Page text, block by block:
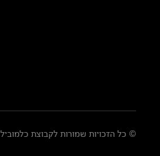
© כל הזכויות שמורות לקבוצת כלמוביל